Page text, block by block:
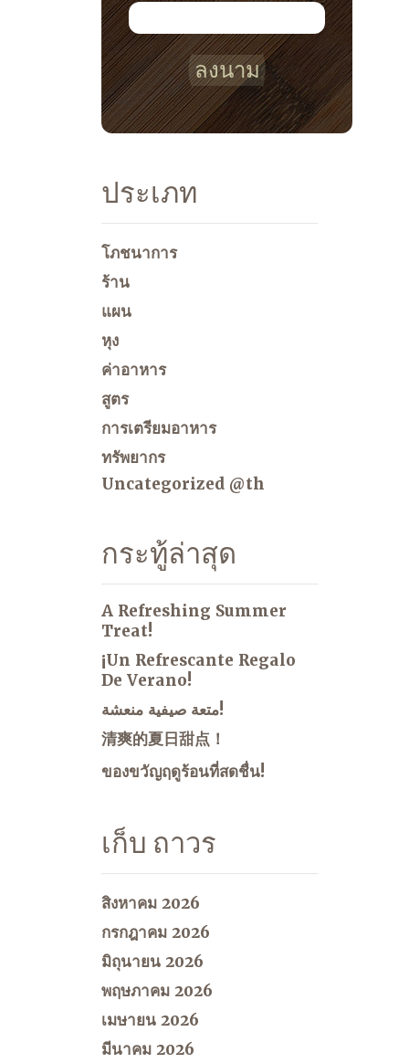
ลงนาม
ประเภท
โภชนาการ
ร้าน
แผน
หุง
ค่าอาหาร
สูตร
การเตรียมอาหาร
ทรัพยากร
Uncategorized @th
กระทู้ล่าสุด
A Refreshing Summer
Treat!
¡Un Refrescante Regalo
De Verano!
متعة صيفية منعشة!
清爽的夏日甜点！
ของขวัญฤดูร้อนที่สดชื่น!
เก็บ ถาวร
สิงหาคม 2026
กรกฎาคม 2026
มิถุนายน 2026
พฤษภาคม 2026
เมษายน 2026
มีนาคม 2026